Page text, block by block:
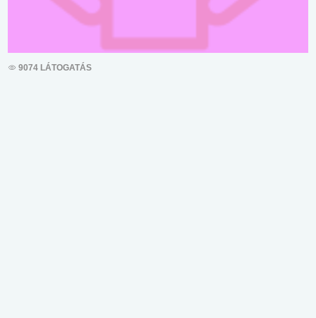
9074 LÁTOGATÁS